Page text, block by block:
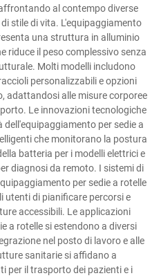
al contempo diverse
stile di vita. L'equipaggiamento
una struttura in alluminio
riduce il peso complessivo senza
Molti modelli includono
personalizzabili e opzioni
adattandosi alle misure corporee
Le innovazioni tecnologiche
per sedie a
che monitorano la postura
batteria per i modelli elettrici e
diagnosi da remoto. I sistemi di
per sedie a rotelle
utenti di pianificare percorsi e
accessibili. Le applicazioni
a rotelle si estendono a diversi
nel posto di lavoro e alle
sanitarie si affidano a
per il trasporto dei pazienti e i